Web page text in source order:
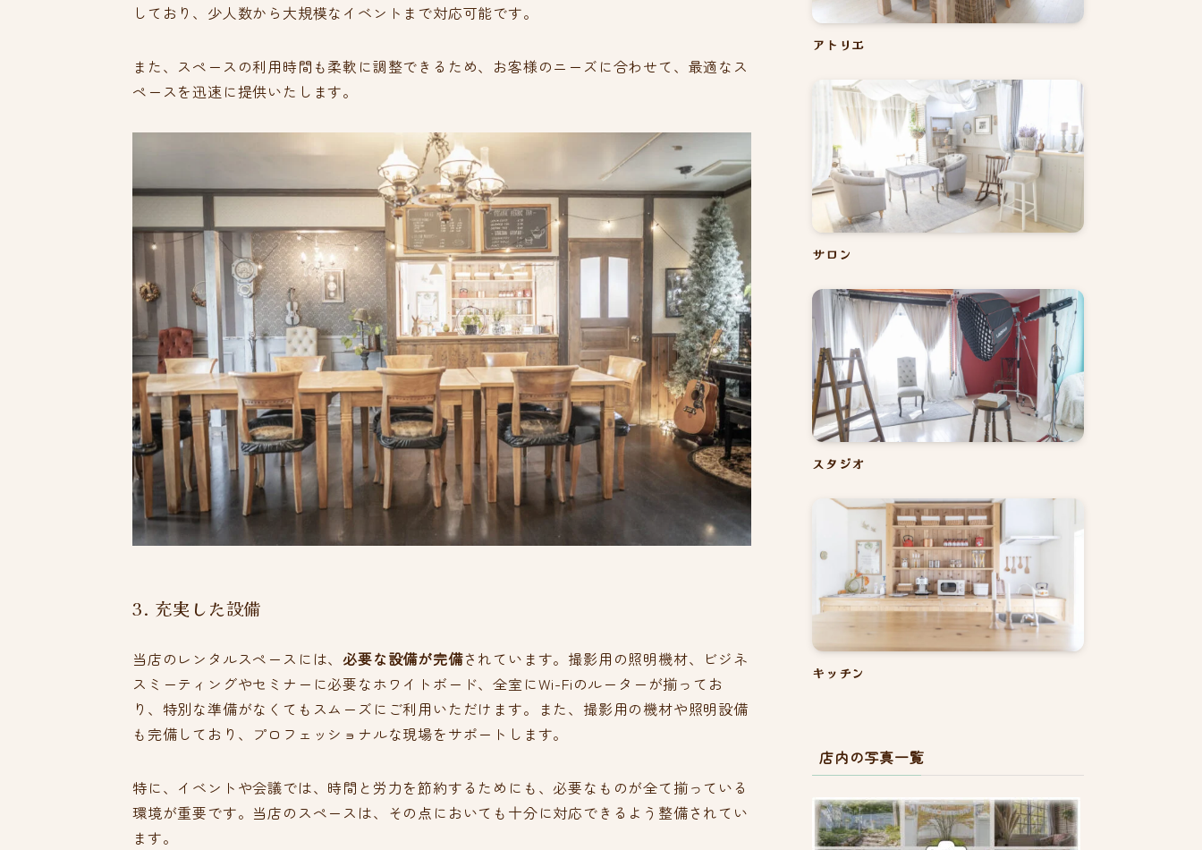
しており、少人数から大規模なイベントまで対応可能です。
また、スペースの利用時間も柔軟に調整できるため、お客様のニーズに合わせて、最適なス
ペースを迅速に提供いたします。
3. 充実した設備
当店のレンタルスペースには、必要な設備が完備されています。撮影用の照明機材、ビジネ
スミーティングやセミナーに必要なホワイトボード、全室にWi-Fiのルーターが揃ってお
り、特別な準備がなくてもスムーズにご利用いただけます。また、撮影用の機材や照明設備
も完備しており、プロフェッショナルな現場をサポートします。
特に、イベントや会議では、時間と労力を節約するためにも、必要なものが全て揃っている
環境が重要です。当店のスペースは、その点においても十分に対応できるよう整備されてい
ます。
アトリエ
サロン
スタジオ
キッチン
店内の写真一覧